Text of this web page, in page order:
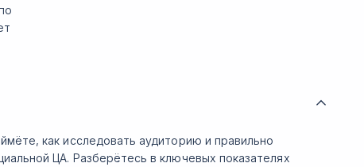
как исследовать аудиторию и правильно
ЦА. Разберётесь в ключевых показателях